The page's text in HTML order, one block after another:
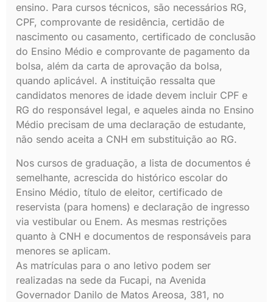
ensino. Para cursos técnicos, são necessários RG,
CPF, comprovante de residência, certidão de
nascimento ou casamento, certificado de conclusão
do Ensino Médio e comprovante de pagamento da
bolsa, além da carta de aprovação da bolsa,
quando aplicável. A instituição ressalta que
candidatos menores de idade devem incluir CPF e
RG do responsável legal, e aqueles ainda no Ensino
Médio precisam de uma declaração de estudante,
não sendo aceita a CNH em substituição ao RG.
Nos cursos de graduação, a lista de documentos é
semelhante, acrescida do histórico escolar do
Ensino Médio, título de eleitor, certificado de
reservista (para homens) e declaração de ingresso
via vestibular ou Enem. As mesmas restrições
quanto à CNH e documentos de responsáveis para
menores se aplicam.
As matrículas para o ano letivo podem ser
realizadas na sede da Fucapi, na Avenida
Governador Danilo de Matos Areosa, 381, no